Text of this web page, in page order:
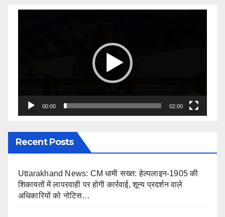
00:00 02:00
Recent Posts
Uttarakhand News: CM धामी सख्त: हेल्पलाइन-1905 की
शिकायतों में लापरवाही पर होगी कार्रवाई, शून्य प्रदर्शन वाले
अधिकारियों को नोटिस…